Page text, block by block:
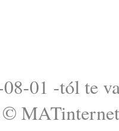
08-01 -tól te
© MATinternet